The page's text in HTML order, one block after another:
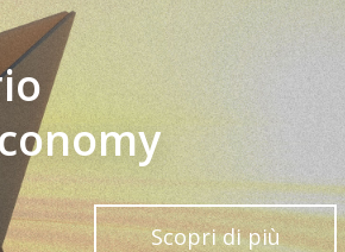
Scopri di più